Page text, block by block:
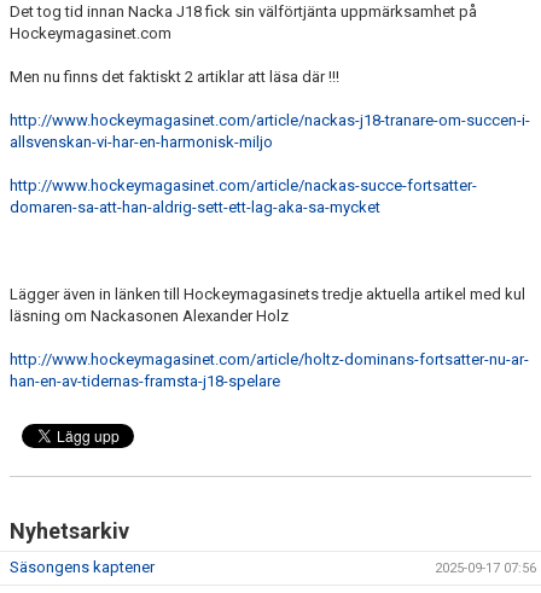
NYHETER - ARKIV
MATCHER
BÅSGRUPPER
TABELL J18 REGIONAL ÖST FORTSÄTTNING VÅR
Det tog tid innan Nacka J18 fick sin välförtjänta uppmärksamhet på
Hockeymagasinet.com
Men nu finns det faktiskt 2 artiklar att läsa där !!!
http://www.hockeymagasinet.com/article/nackas-j18-tranare-om-succen-i-
allsvenskan-vi-har-en-harmonisk-miljo
http://www.hockeymagasinet.com/article/nackas-succe-fortsatter-
domaren-sa-att-han-aldrig-sett-ett-lag-aka-sa-mycket
Lägger även in länken till Hockeymagasinets tredje aktuella artikel med kul
läsning om Nackasonen Alexander Holz
http://www.hockeymagasinet.com/article/holtz-dominans-fortsatter-nu-ar-
han-en-av-tidernas-framsta-j18-spelare
Nyhetsarkiv
Säsongens kaptener 2025-09-17 07:56